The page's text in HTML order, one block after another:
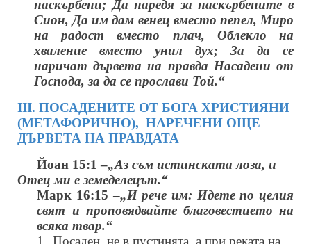
наскърбени; Да наредя за наскърбените в
Сион, Да им дам венец вместо пепел, Миро
на радост вместо плач, Облекло на
хваление вместо унил дух; За да се
наричат дървета на правда Насадени от
Господа, за да се прослави Той.“
ІІІ. ПОСАДЕНИТЕ ОТ БОГА ХРИСТИЯНИ
(МЕТАФОРИЧНО), НАРЕЧЕНИ ОЩЕ
ДЪРВЕТА НА ПРАВДАТА
Йоан 15:1 –„Аз съм истинската лоза, и
Отец ми е земеделецът.“
Марк 16:15 –„И рече им: Идете по целия
свят и проповядвайте благовестието на
всяка твар.“
1.
Посаден, не в пустинята, а при реката на